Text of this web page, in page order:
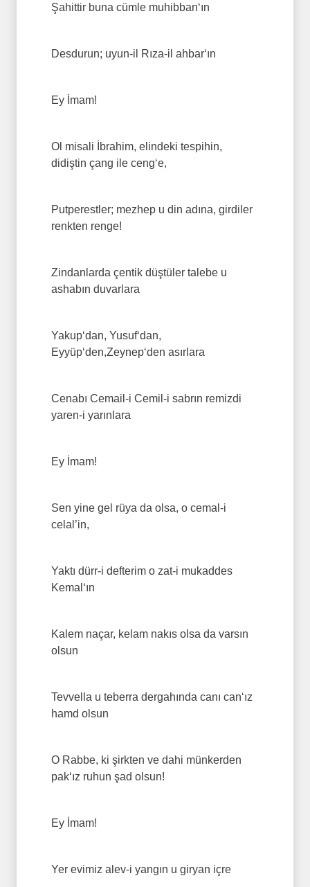
Şahittir buna cümle muhibban‘ın
Desdurun; uyun-il Rıza-il ahbar‘ın
Ey İmam!
Ol misali İbrahim, elindeki tespihin,
didiştin çang ile ceng‘e,
Putperestler; mezhep u din adına, girdiler
renkten renge!
Zindanlarda çentik düştüler talebe u
ashabın duvarlara
Yakup‘dan, Yusuf‘dan,
Eyyüp‘den,Zeynep‘den asırlara
Cenabı Cemail-i Cemil-i sabrın remizdi
yaren-i yarınlara
Ey İmam!
Sen yine gel rüya da olsa, o cemal-i
celal’in,
Yaktı dürr-i defterim o zat-i mukaddes
Kemal‘ın
Kalem naçar, kelam nakıs olsa da varsın
olsun
Tevvella u teberra dergahında canı can‘ız
hamd olsun
O Rabbe, ki şirkten ve dahi münkerden
pak‘ız ruhun şad olsun!
Ey İmam!
Yer evimiz alev-i yangın u giryan içre